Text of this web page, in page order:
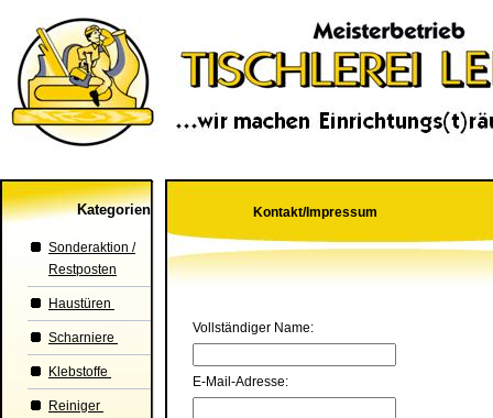
Kategorien
Sonderaktion /
Restposten
Haustüren
Scharniere
Klebstoffe
Reiniger
Kontakt/Impressum
Vollständiger Name:
E-Mail-Adresse: